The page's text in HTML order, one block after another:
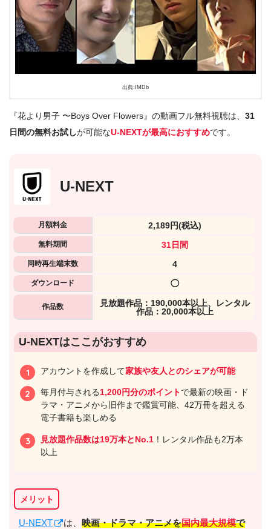
出典:IMDb
『花より男子 〜Boys Over Flowers』の動画フル無料視聴は、 31
日間の無料お試しが可能なU-NEXTが最高におすすめです。
U-NEXT
月額料金 2,189円(税込)
無料期間 31日間
同時再生端末数 4
ダウンロード ◯
作品数
⾒放題作品：190,000本以上、レンタル
作品：20,000本以上
U-NEXTはここがおすすめ
アカウントを作成して家族や友人とのシェアが可能
毎月付与される1,200円分のポイントで最新の映画・ド
ラマ・アニメから旧作まで鑑賞可能、42万冊を超える
電子書籍も楽しめる
見放題作品数は19万本とNo.1 ！レンタル作品も2万本
以上
メリット
U-NEXT は、 映画・ドラマ・アニメを国内最大規模で